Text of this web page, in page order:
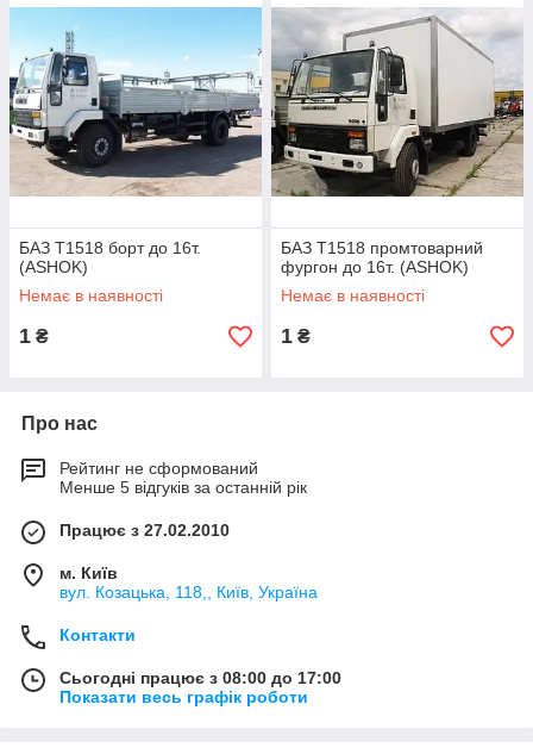
БАЗ Т1518 борт до 16т.
(ASHOK)
Немає в наявності
1 ₴
БАЗ Т1518 промтоварний
фургон до 16т. (ASHOK)
Немає в наявності
1 ₴
Про нас
Рейтинг не сформований
Менше 5 відгуків за останній рік
Працює з 27.02.2010
м. Київ
вул. Козацька, 118,, Київ, Україна
Контакти
Сьогодні працює з 08:00 до 17:00
Показати весь графік роботи